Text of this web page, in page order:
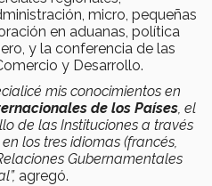
micro, pequeñas
en aduanas, política
y la conferencia de las
y Desarrollo.
mis conocimientos en
de los Países, el
de las Instituciones a través
los tres idiomas (francés,
Gubernamentales
agregó.